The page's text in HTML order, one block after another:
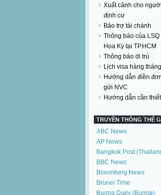
Xuất cảnh cho người
định cư
Bảo trợ tài chánh
Thông báo của LSQ
Hoa Kỳ tại TP.HCM
Thông báo di trú
Lịch visa hàng tháng
Hướng dẫn điền
gửi NVC
Hướng dẫn cần thiết
TRUYỀN THÔNG THẾ
ABC News
AP News
Bangkok Post
BBC News
Bloomberg News
Brunei Time
Burma Daily (Burma)